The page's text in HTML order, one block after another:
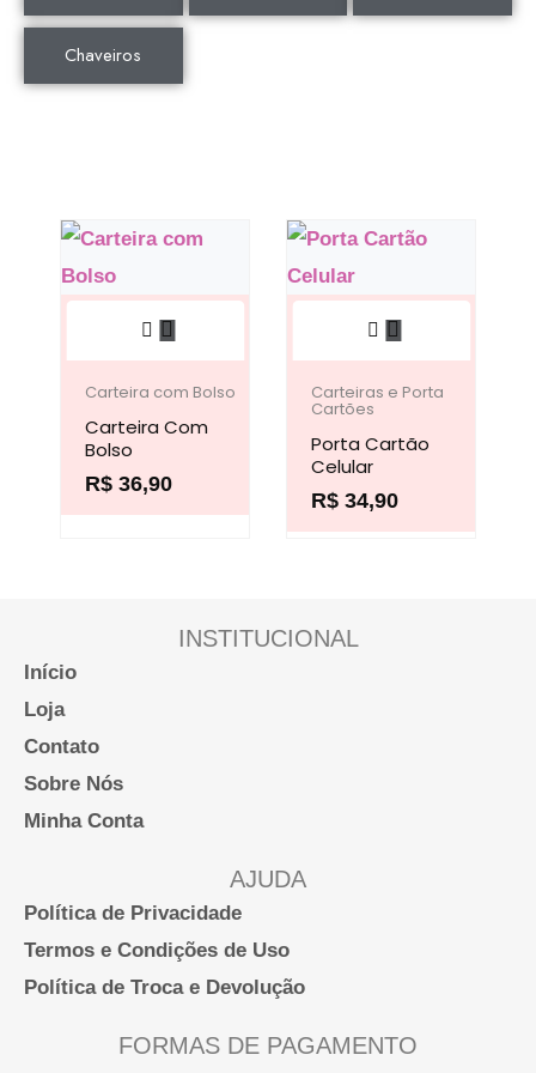
Chaveiros
Este
produto
tem
várias
escolhidas
Carteira com Bolso
Carteira Com
Bolso
R$ 36,90
Este
produto
tem
As
opções
Carteiras e Porta
Cartões
Porta Cartão
Celular
R$ 34,90
INSTITUCIONAL
Início
Loja
Contato
Sobre Nós
Minha Conta
AJUDA
Política de Privacidade
Termos e Condições de Uso
Política de Troca e Devolução
FORMAS DE PAGAMENTO